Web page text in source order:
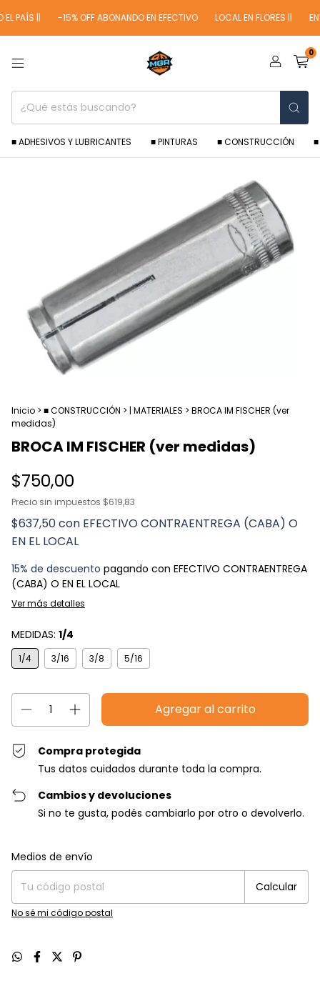
PAÍS || -15% OFF ABONANDO EN EFECTIVO LOCAL EN FLORES ||
0
■ ADHESIVOS Y LUBRICANTES ■ PINTURAS ■ CONSTRUCCIÓN ■
Inicio > ■ CONSTRUCCIÓN > | MATERIALES > BROCA IM FISCHER (ver
medidas)
BROCA IM FISCHER (ver medidas)
$750,00
Precio sin impuestos $619,83
$637,50con EFECTIVO CONTRAENTREGA (CABA) O
EN EL LOCAL
15% de descuento pagando con EFECTIVO CONTRAENTREGA
(CABA) O EN EL LOCAL
Ver más detalles
MEDIDAS: 1/4
1/4 3/16 3/8 5/16
Compra protegida
Tus datos cuidados durante toda la compra.
Cambios y devoluciones
Si no te gusta, podés cambiarlo por otro o devolverlo.
Entregas para el CP:
Medios de envío
Calcular
No sé mi código postal